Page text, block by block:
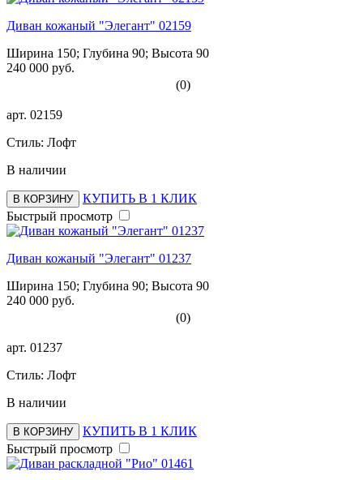
Диван кожаный "Элегант" 02159
Ширина 150; Глубина 90; Высота 90
240 000 руб.
(0)
арт. 02159
Стиль: Лофт
В наличии
В КОРЗИНУ
КУПИТЬ В 1 КЛИК
Быстрый просмотр
Диван кожаный "Элегант" 01237
Ширина 150; Глубина 90; Высота 90
240 000 руб.
(0)
арт. 01237
Стиль: Лофт
В наличии
В КОРЗИНУ
КУПИТЬ В 1 КЛИК
Быстрый просмотр